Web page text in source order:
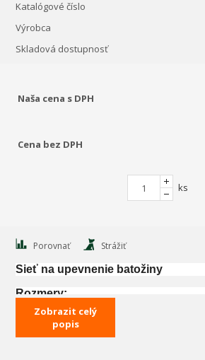
Katalógové číslo
Výrobca
Skladová dostupnosť
Naša cena s DPH
Cena bez DPH
ks
Porovnať
Strážiť
Sieť na upevnenie batožiny
Rozmery:
70x90 cm
Elastickásieť na upevnenie batožiny.
Zobrazit celý
popis